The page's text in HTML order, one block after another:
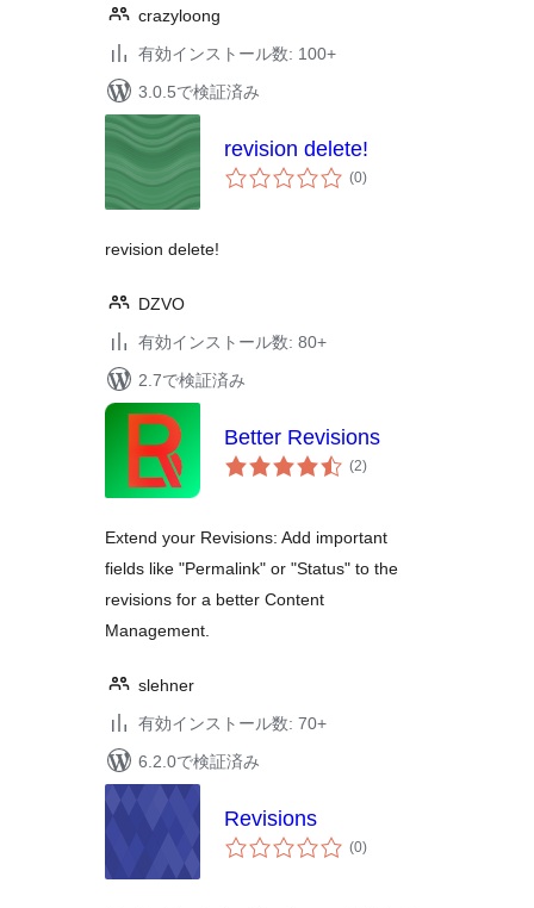
crazyloong
有効インストール数: 100+
3.0.5で検証済み
revision delete!
(0個
の)
revision delete!
DZVO
有効インストール数: 80+
2.7で検証済み
Better Revisions
(2個
の)
Extend your Revisions: Add important
fields like "Permalink" or "Status" to the
revisions for a better Content
Management.
slehner
有効インストール数: 70+
6.2.0で検証済み
Revisions
(0個
の)